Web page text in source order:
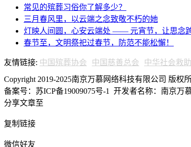
常见的殡葬习俗你了解多少？
三月春风里，以云端之念致敬不朽的她
灯映人间圆，心安云端处 —— 元宵节，让思念
春节至，文明祭祀过春节，防范不能松懈！
友情链接: 中国殡葬协会 中国慈善总会 中华社会救
Copyright 2019-2025南京万慕网络科技有限公司 版权
备案号：苏ICP备19009075号-1
开发者名称：南京万
分享文章至
复制链接
微信好友